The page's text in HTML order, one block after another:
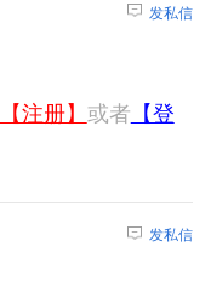
发私信
【注册】 或者 【登
发私信